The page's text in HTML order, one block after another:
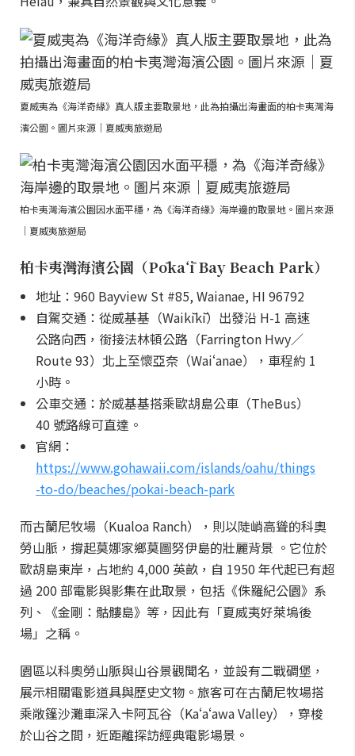
夏威夷為《海洋奇緣》真人版主要取景地，此為拍攝出海畫面的柏卡夷灣海
濱公園。圖片來源｜夏威夷旅遊局
柏卡夷灣海濱公園因水面平穩，為《海洋奇緣》海岸邊的取景地。圖片來源
｜夏威夷旅遊局
柏卡夷灣海濱公園（Pōkaʻī Bay Beach Park）
地址：960 Bayview St #85, Waianae, HI 96792
自駕交通：從威基基（Waikīkī）出發沿 H-1 高速
公路向西，銜接法林頓公路（Farrington Hwy／
Route 93）北上至懷亞奈（Waiʻanae），車程約 1
小時。
公車交通：於威基基搭乘歐胡島公車（TheBus）
40 號路線可直達。
官網：
https://www.gohawaii.com/islands/oahu/things
-to-do/beaches/pokai-beach-park
而古蘭尼牧場（Kualoa Ranch），則以陡峭高聳的科奧
勞山脈，撐起莫娜家鄉莫圖努伊島的壯麗背景 。它位於
歐胡島東岸，占地約 4,000 英畝，自 1950 年代起已有超
過 200 部電影與影集在此取景，包括《侏羅紀公園》系
列、《金剛：骷髏島》等，因此有「夏威夷好萊塢後
場」之稱。
園區以科奧勞山脈與山谷景觀聞名，並設有二戰碉堡，
展示相關電影道具與歷史文物。旅客可在古蘭尼牧場搭
乘敞篷沙灘車深入卡阿瓦谷（Kaʻaʻawa Valley），穿梭
於山谷之間，近距離探訪經典電影場景。